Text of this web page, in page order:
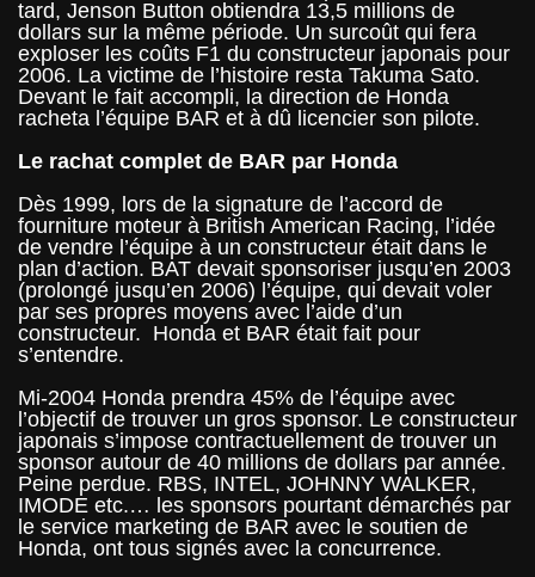
tard, Jenson Button obtiendra 13,5 millions de
dollars sur la même période. Un surcoût qui fera
exploser les coûts F1 du constructeur japonais pour
2006. La victime de l’histoire resta Takuma Sato.
Devant le fait accompli, la direction de Honda
racheta l’équipe BAR et à dû licencier son pilote.
Le rachat complet de BAR par Honda
Dès 1999, lors de la signature de l’accord de
fourniture moteur à British American Racing, l’idée
de vendre l’équipe à un constructeur était dans le
plan d’action. BAT devait sponsoriser jusqu’en 2003
(prolongé jusqu’en 2006) l’équipe, qui devait voler
par ses propres moyens avec l’aide d’un
constructeur. Honda et BAR était fait pour
s’entendre.
Mi-2004 Honda prendra 45% de l’équipe avec
l’objectif de trouver un gros sponsor. Le constructeur
japonais s’impose contractuellement de trouver un
sponsor autour de 40 millions de dollars par année.
Peine perdue. RBS, INTEL, JOHNNY WALKER,
IMODE etc.… les sponsors pourtant démarchés par
le service marketing de BAR avec le soutien de
Honda, ont tous signés avec la concurrence.